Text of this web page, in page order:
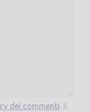
dei commenti. Il